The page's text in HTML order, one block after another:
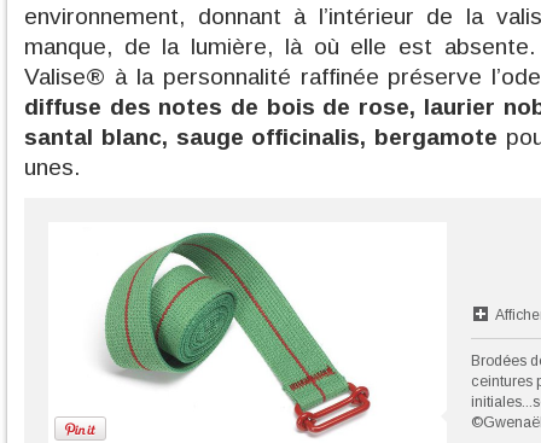
environnement, donnant à l’intérieur de la
manque, de la lumière, là où elle est
Valise® à la personnalité raffinée préserve
diffuse des notes de bois de rose, laurier
santal blanc, sauge officinalis, bergamote
unes.
Brodées
ceintures